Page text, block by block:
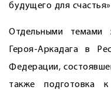
будущего для
Отдельными темами
Героя-Аркадага в
Федерации,
также подготовка